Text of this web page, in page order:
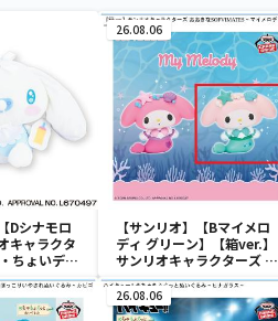
Dシナモロ
キャラクタ
ちょいデカ
26.08.06
【サンリオ】【Bマイメロ
ディ グリーン】【箱ver.】
サンリオキャラクターズ お
おきなSOFVIMATES～マ
イメロディ マーメイドver.
～
26.08.06